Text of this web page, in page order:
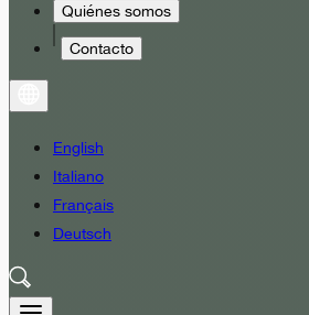
Quiénes somos
Contacto
English
Italiano
Français
Deutsch